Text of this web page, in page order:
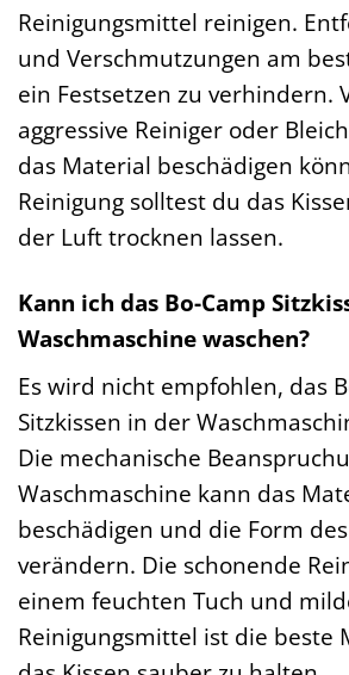
Reinigungsmittel reinigen.
und Verschmutzungen am
ein Festsetzen zu verhindern.
aggressive Reiniger oder
das Material beschädigen
Reinigung solltest du das
der Luft trocknen lassen.
Kann ich das Bo-Camp
Waschmaschine waschen?
Es wird nicht empfohlen, das
Sitzkissen in der
Die mechanische
Waschmaschine kann das
beschädigen und die Form
verändern. Die schonende
einem feuchten Tuch und
Reinigungsmittel ist die beste